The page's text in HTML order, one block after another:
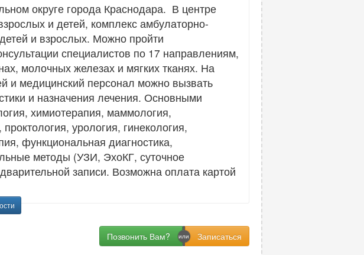
округе города Краснодара. В центре
и детей, комплекс амбулаторно-
и взрослых. Можно пройти
специалистов по 17 направлениям,
молочных железах и мягких тканях. На
и медицинский персонал можно вызвать
и назначения лечения. Основными
химиотерапия, маммология,
урология, гинекология,
функциональная диагностика,
методы (УЗИ, ЭхоКГ, суточное
записи. Возможна оплата картой
Позвонить Вам?